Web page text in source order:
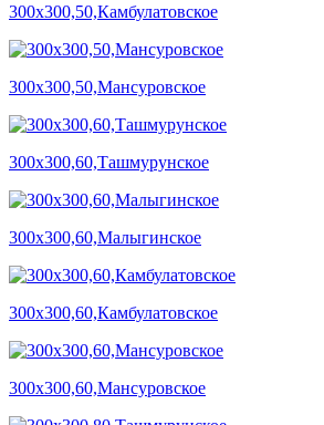
300х300,50,Камбулатовское
300х300,50,Мансуровское
300х300,60,Ташмурунское
300х300,60,Малыгинское
300х300,60,Камбулатовское
300х300,60,Мансуровское